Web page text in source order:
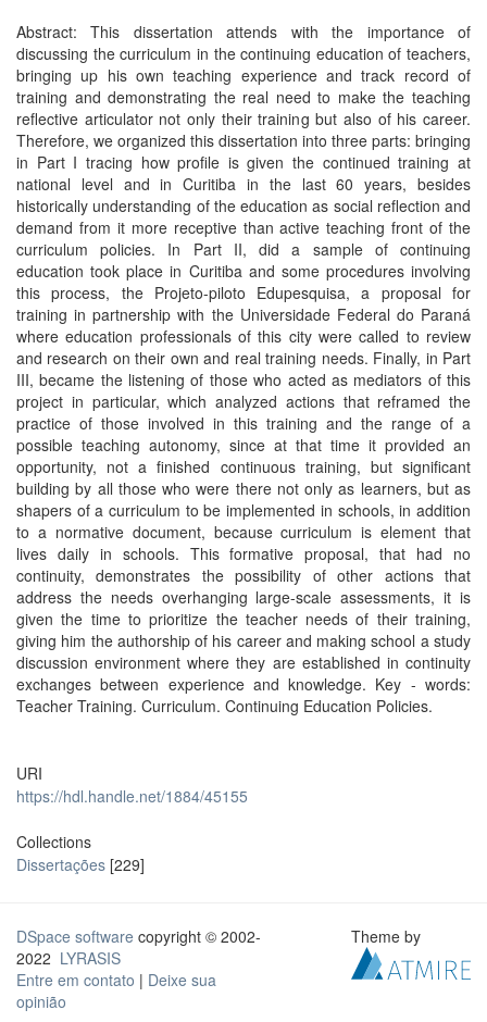
Abstract: This dissertation attends with the importance of
discussing the curriculum in the continuing education of teachers,
bringing up his own teaching experience and track record of
training and demonstrating the real need to make the teaching
reflective articulator not only their training but also of his career.
Therefore, we organized this dissertation into three parts: bringing
in Part I tracing how profile is given the continued training at
national level and in Curitiba in the last 60 years, besides
historically understanding of the education as social reflection and
demand from it more receptive than active teaching front of the
curriculum policies. In Part II, did a sample of continuing
education took place in Curitiba and some procedures involving
this process, the Projeto-piloto Edupesquisa, a proposal for
training in partnership with the Universidade Federal do Paraná
where education professionals of this city were called to review
and research on their own and real training needs. Finally, in Part
III, became the listening of those who acted as mediators of this
project in particular, which analyzed actions that reframed the
practice of those involved in this training and the range of a
possible teaching autonomy, since at that time it provided an
opportunity, not a finished continuous training, but significant
building by all those who were there not only as learners, but as
shapers of a curriculum to be implemented in schools, in addition
to a normative document, because curriculum is element that
lives daily in schools. This formative proposal, that had no
continuity, demonstrates the possibility of other actions that
address the needs overhanging large-scale assessments, it is
given the time to prioritize the teacher needs of their training,
giving him the authorship of his career and making school a study
discussion environment where they are established in continuity
exchanges between experience and knowledge. Key - words:
Teacher Training. Curriculum. Continuing Education Policies.
URI
https://hdl.handle.net/1884/45155
Collections
Dissertações [229]
DSpace software copyright © 2002-
2022 LYRASIS
Entre em contato | Deixe sua
opinião
Theme by